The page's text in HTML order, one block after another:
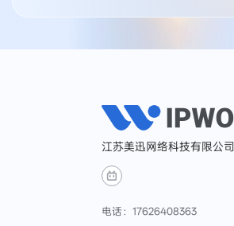
江苏美迅网络科技有限公司
电话：17626408363